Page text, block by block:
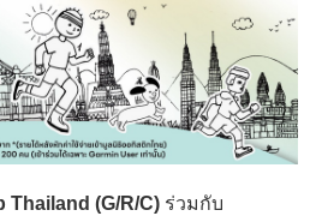
Thailand (G/R/C) ร่วมกับ